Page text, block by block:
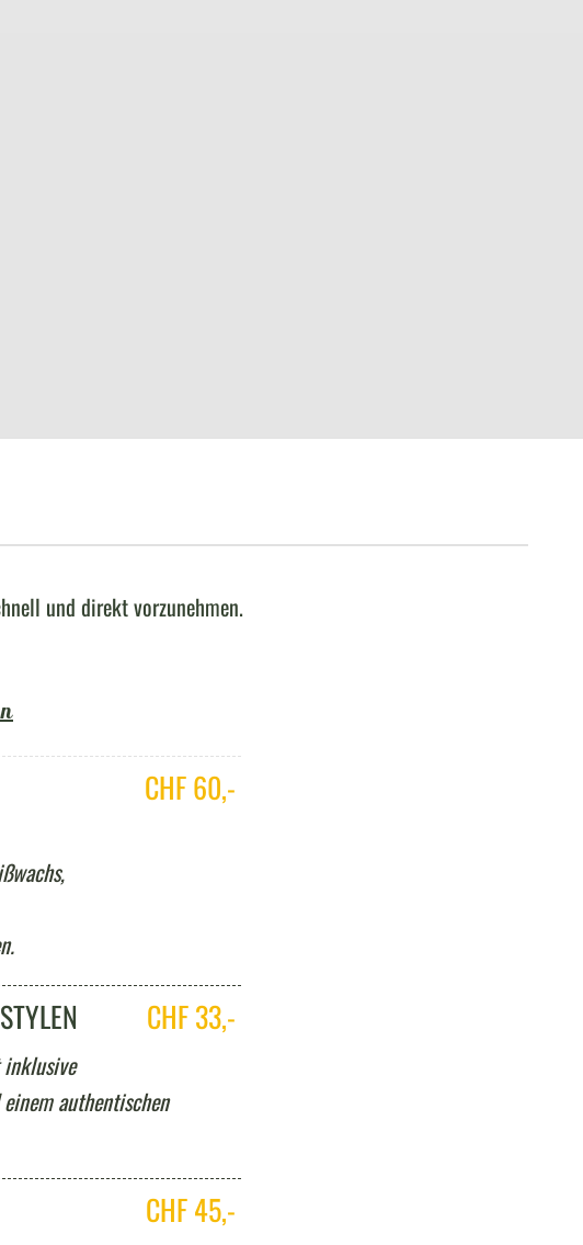
und direkt vorzunehmen.
CHF 60,-
CHF 33,-
inklusive
authentischen
CHF 45,-